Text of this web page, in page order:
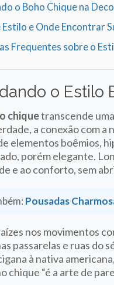
o Boho Chique na
Estilo e Onde Encontrar
Frequentes sobre o
o Estilo
chiquetranscende
a conexão com
elementos boêmios,
porém elegante.
e ao conforto, sem
Pousadas
nos movimentos
passarelas e ruas do
à nativa
chique “é a arte de